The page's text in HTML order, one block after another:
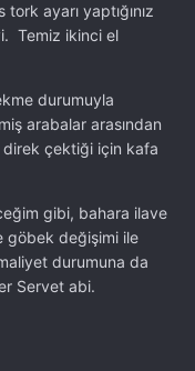
ayarı yaptığınız
Temiz ikinci el
durumuyla
arabalar arasından
direk çektiği için kafa
gibi, bahara ilave
göbek değişimi ile
durumuna da
Servet abi.